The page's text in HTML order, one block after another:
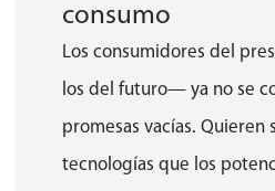
consumo
Los consumidores del
los del futuro— ya no se
promesas vacías. Quieren
tecnologías que los